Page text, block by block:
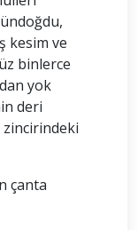
kesim ve
binlerce
yok
deri
çanta